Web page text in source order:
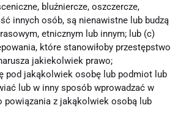
bluźniercze, oszczercze,
innych osób, są nienawistne lub budzą
etnicznym lub innym; lub (c)
które stanowiłoby przestępstwo
jakiekolwiek prawo;
pod jakąkolwiek osobę lub podmiot lub
lub w inny sposób wprowadzać w
powiązania z jakąkolwiek osobą lub